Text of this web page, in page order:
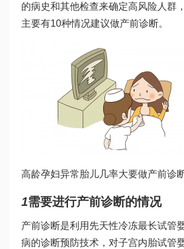
的病史和其他检查来确定高风险人群
主要有10种情况建议做产前诊断。
高龄孕妇异常胎儿几率大要做产前诊
1需要进行产前诊断的情况
产前诊断是利用先天性冷冻最长试管
病的诊断预防技术，对子宫内胎试管